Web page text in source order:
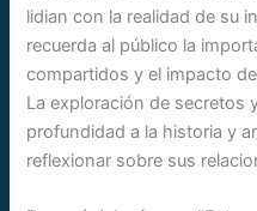
lidian con la realidad de su
recuerda al público la
compartidos y el impacto
La exploración de secretos
profundidad a la historia y
reflexionar sobre sus